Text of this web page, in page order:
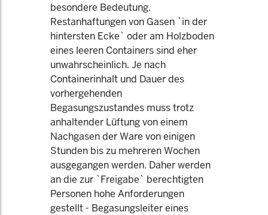
besondere Bedeutung.
Restanhaftungen von Gasen `in der
hintersten Ecke` oder am Holzboden
eines leeren Containers sind eher
unwahrscheinlich. Je nach
Containerinhalt und Dauer des
vorhergehenden
Begasungszustandes muss trotz
anhaltender Lüftung von einem
Nachgasen der Ware von einigen
Stunden bis zu mehreren Wochen
ausgegangen werden. Daher werden
an die zur `Freigabe` berechtigten
Personen hohe Anforderungen
gestellt - Begasungsleiter eines